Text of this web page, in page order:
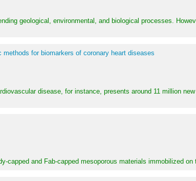
geological, environmental, and biological processes.
for biomarkers of coronary heart diseases
disease, for instance, presents around 11 million
capped and Fab-capped mesoporous materials immobilized on